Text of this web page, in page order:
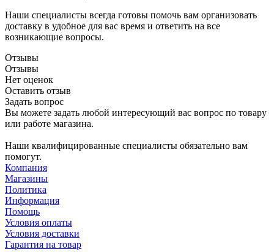
Наши специалисты всегда готовы помочь вам организовать
доставку в удобное для вас время и ответить на все
возникающие вопросы.
Отзывы
Отзывы
Нет оценок
Оставить отзыв
Задать вопрос
Вы можете задать любой интересующий вас вопрос по товару
или работе магазина.
Наши квалифицированные специалисты обязательно вам
помогут.
Компания
Магазины
Политика
Информация
Помощь
Условия оплаты
Условия доставки
Гарантия на товар